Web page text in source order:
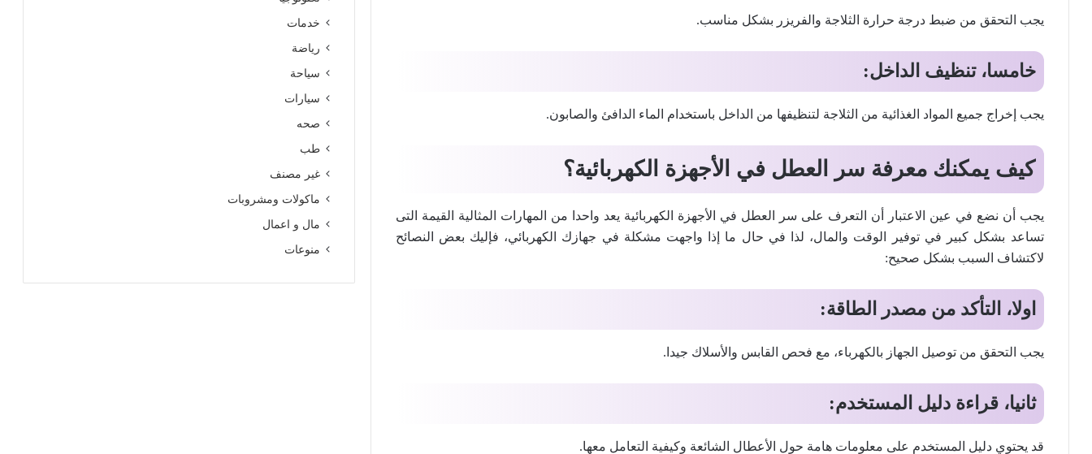
يجب التحقق من ضبط درجة حرارة الثلاجة والفريزر بشكل مناسب.
خامسا، تنظيف الداخل:
يجب إخراج جميع المواد الغذائية من الثلاجة لتنظيفها من الداخل باستخدام الماء الدافئ والصابون.
كيف يمكنك معرفة سر العطل في الأجهزة الكهربائية؟
يجب أن نضع في عين الاعتبار أن التعرف على سر العطل في الأجهزة الكهربائية يعد واحدا من المهارات المثالية القيمة التى
تساعد بشكل كبير في توفير الوقت والمال، لذا في حال ما إذا واجهت مشكلة في جهازك الكهربائي، فإليك بعض النصائح
لاكتشاف السبب بشكل صحيح:
اولا، التأكد من مصدر الطاقة:
يجب التحقق من توصيل الجهاز بالكهرباء، مع فحص القابس والأسلاك جيدا.
ثانيا، قراءة دليل المستخدم:
قد يحتوي دليل المستخدم على معلومات هامة حول الأعطال الشائعة وكيفية التعامل معها.
خدمات
رياضة
سياحة
سيارات
صحه
طب
غير مصنف
ماكولات ومشروبات
مال و اعمال
منوعات